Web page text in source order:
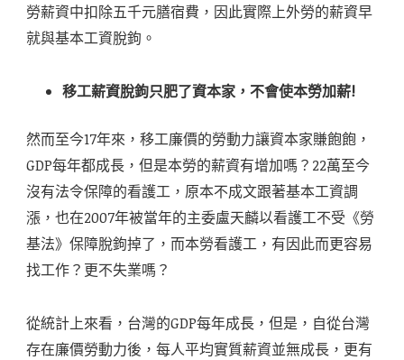
勞薪資中扣除五千元膳宿費，因此實際上外勞的薪資早
就與基本工資脫鉤。
移工薪資脫鉤只肥了資本家，不會使本勞加薪!
然而至今17年來，移工廉價的勞動力讓資本家賺飽飽，
GDP每年都成長，但是本勞的薪資有增加嗎？22萬至今
沒有法令保障的看護工，原本不成文跟著基本工資調
漲，也在2007年被當年的主委盧天麟以看護工不受《勞
基法》保障脫鉤掉了，而本勞看護工，有因此而更容易
找工作？更不失業嗎？
從統計上來看，台灣的GDP每年成長，但是，自從台灣
存在廉價勞動力後，每人平均實質薪資並無成長，更有